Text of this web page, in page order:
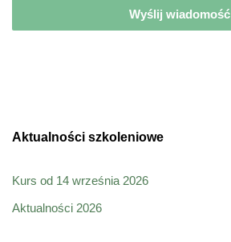
Wyślij wiadomość
Aktualności szkoleniowe
Kurs od 14 września 2026
Aktualności 2026